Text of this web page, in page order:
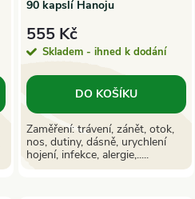
90 kapslí Hanoju
555 Kč
Skladem - ihned k dodání
DO KOŠÍKU
Zaměření: trávení, zánět, otok,
nos, dutiny, dásně, urychlení
hojení, infekce, alergie,.....